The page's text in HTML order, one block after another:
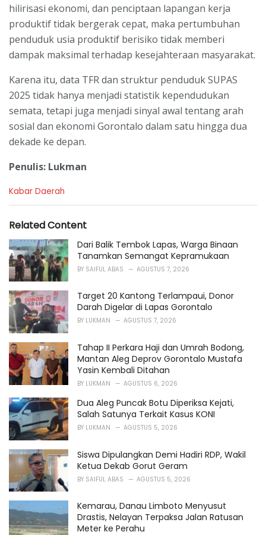
hilirisasi ekonomi, dan penciptaan lapangan kerja
produktif tidak bergerak cepat, maka pertumbuhan
penduduk usia produktif berisiko tidak memberi
dampak maksimal terhadap kesejahteraan masyarakat.
Karena itu, data TFR dan struktur penduduk SUPAS
2025 tidak hanya menjadi statistik kependudukan
semata, tetapi juga menjadi sinyal awal tentang arah
sosial dan ekonomi Gorontalo dalam satu hingga dua
dekade ke depan.
Penulis: Lukman
C
e
o
r
i
e
:
Kabar Daerah
Related Content
Dari Balik Tembok Lapas, Warga Binaan
Tanamkan Semangat Kepramukaan
BY SAIFUL ABAS AGUSTUS 7, 2026
Target 20 Kantong Terlampaui, Donor
Darah Digelar di Lapas Gorontalo
BY LUKMAN AGUSTUS 7, 2026
Tahap II Perkara Haji dan Umrah Bodong,
Mantan Aleg Deprov Gorontalo Mustafa
Yasin Kembali Ditahan
BY LUKMAN AGUSTUS 6, 2026
Dua Aleg Puncak Botu Diperiksa Kejati,
Salah Satunya Terkait Kasus KONI
BY LUKMAN AGUSTUS 5, 2026
Siswa Dipulangkan Demi Hadiri RDP, Wakil
Ketua Dekab Gorut Geram
BY SAIFUL ABAS AGUSTUS 5, 2026
Kemarau, Danau Limboto Menyusut
Drastis, Nelayan Terpaksa Jalan Ratusan
Meter ke Perahu